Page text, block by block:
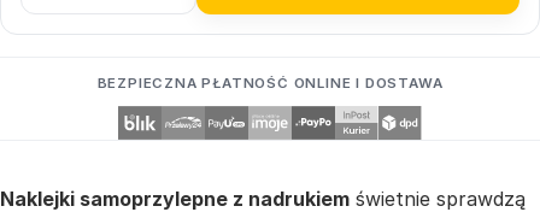
BEZPIECZNA PŁATNOŚĆ ONLINE I DOSTAWA
Naklejki samoprzylepne z nadrukiem świetnie sprawdzą